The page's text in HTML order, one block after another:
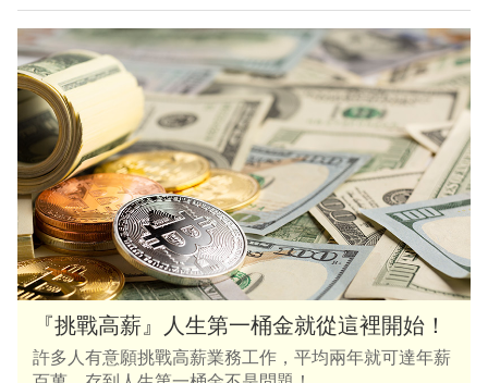
『挑戰高薪』人生第一桶金就從這裡開始！
許多人有意願挑戰高薪業務工作，平均兩年就可達年薪